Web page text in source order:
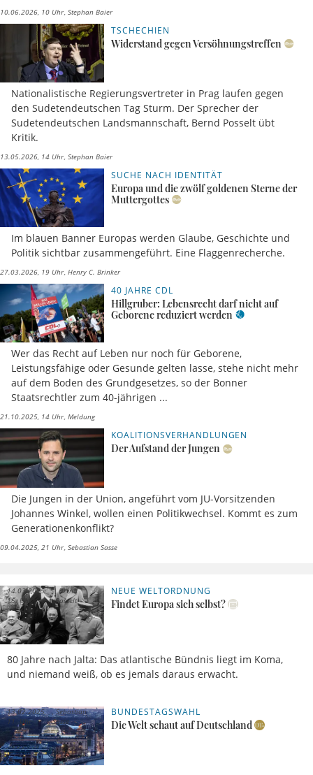
10.06.2026, 10 Uhr Stephan Baier
TSCHECHIEN
Widerstand gegen Versöhnungstreffen
Nationalistische Regierungsvertreter in Prag laufen gegen
den Sudetendeutschen Tag Sturm. Der Sprecher der
Sudetendeutschen Landsmannschaft, Bernd Posselt übt
Kritik.
13.05.2026, 14 Uhr Stephan Baier
SUCHE NACH IDENTITÄT
Europa und die zwölf goldenen Sterne der
Muttergottes
Im blauen Banner Europas werden Glaube, Geschichte und
Politik sichtbar zusammengeführt. Eine Flaggenrecherche.
27.03.2026, 19 Uhr Henry C. Brinker
40 JAHRE CDL
Hillgruber: Lebensrecht darf nicht auf
Geborene reduziert werden
Wer das Recht auf Leben nur noch für Geborene,
Leistungsfähige oder Gesunde gelten lasse, stehe nicht mehr
auf dem Boden des Grundgesetzes, so der Bonner
Staatsrechtler zum 40-jährigen ...
21.10.2025, 14 Uhr Meldung
KOALITIONSVERHANDLUNGEN
Der Aufstand der Jungen
Die Jungen in der Union, angeführt vom JU-Vorsitzenden
Johannes Winkel, wollen einen Politikwechsel. Kommt es zum
Generationenkonflikt?
09.04.2025, 21 Uhr Sebastian Sasse
NEUE WELTORDNUNG
Findet Europa sich selbst?
80 Jahre nach Jalta: Das atlantische Bündnis liegt im Koma,
und niemand weiß, ob es jemals daraus erwacht.
14.03.2025,
15 Uhr
Bernd
Posselt
BUNDESTAGSWAHL
Die Welt schaut auf Deutschland
13.02.2025,
11 Uhr
Sebastian
Sasse